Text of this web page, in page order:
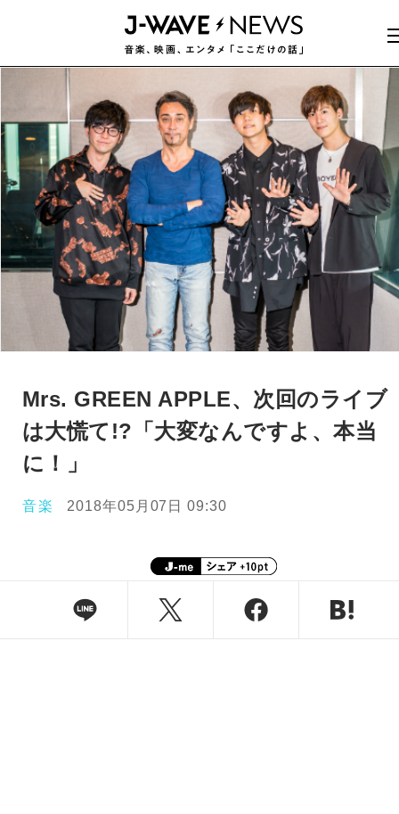
Mrs. GREEN APPLE、次回のライブ
は大慌て!?「大変なんですよ、本当
に！」
音楽 2018年05月07日 09:30